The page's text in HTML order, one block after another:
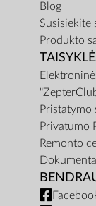
Blog
Susisiekite
Produkto
Pristatymo
Privatumo
Remonto